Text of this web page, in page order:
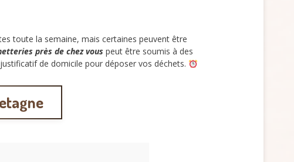
toute la semaine, mais certaines peuvent être
près de chez vous peut être soumis à des
de domicile pour déposer vos déchets.